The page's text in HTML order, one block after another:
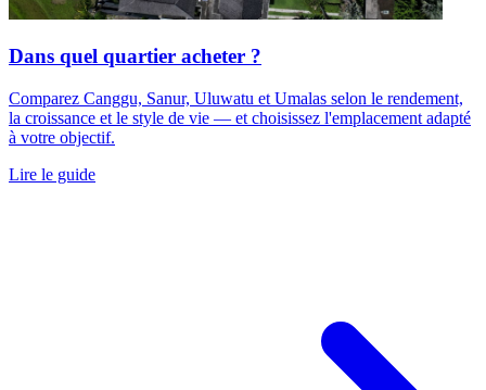
Dans quel quartier acheter ?
Comparez Canggu, Sanur, Uluwatu et Umalas selon le rendement,
la croissance et le style de vie — et choisissez l'emplacement adapté
à votre objectif.
Lire le guide